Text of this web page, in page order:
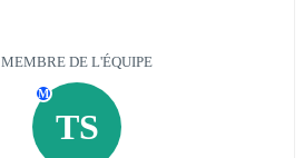
MEMBRE DE L'ÉQUIPE
TS
M